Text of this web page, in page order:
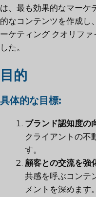
は、最も効果的なマーケ
的なコンテンツを作成し
ーケティング クオリフ
した。
目的
具体的な目標:
ブランド認知度の
クライアントの不
す。
顧客との交流を強
共感を呼ぶコンテ
メントを深めます。